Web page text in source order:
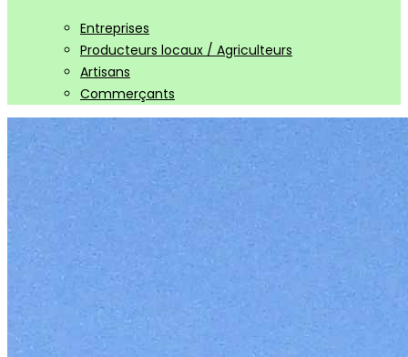
Entreprises
Producteurs locaux / Agriculteurs
Artisans
Commerçants